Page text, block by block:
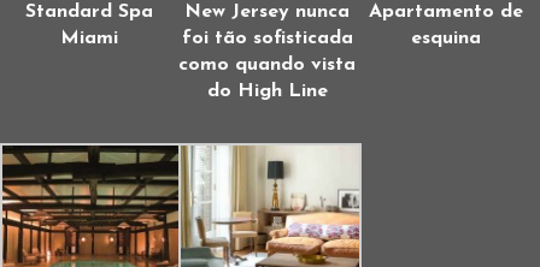
Standard Spa
Miami
New Jersey nunca
foi tão sofisticada
como quando vista
do High Line
Apartamento de
esquina